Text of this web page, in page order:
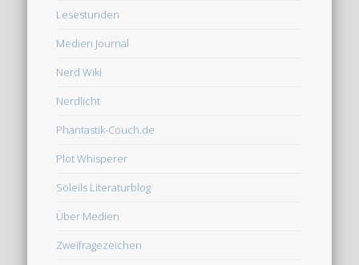
Lesestunden
Medien Journal
Nerd Wiki
Nerdlicht
Phantastik-Couch.de
Plot Whisperer
Soleils Literaturblog
Über Medien
Zweifragezeichen